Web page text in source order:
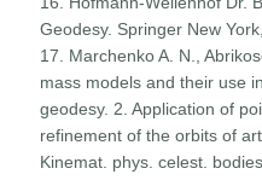
Geodesy. Springer New
17. Marchenko A. N.,
mass models and their use
geodesy. 2. Application of
refinement of the orbits of
Kinemat. phys. celest.